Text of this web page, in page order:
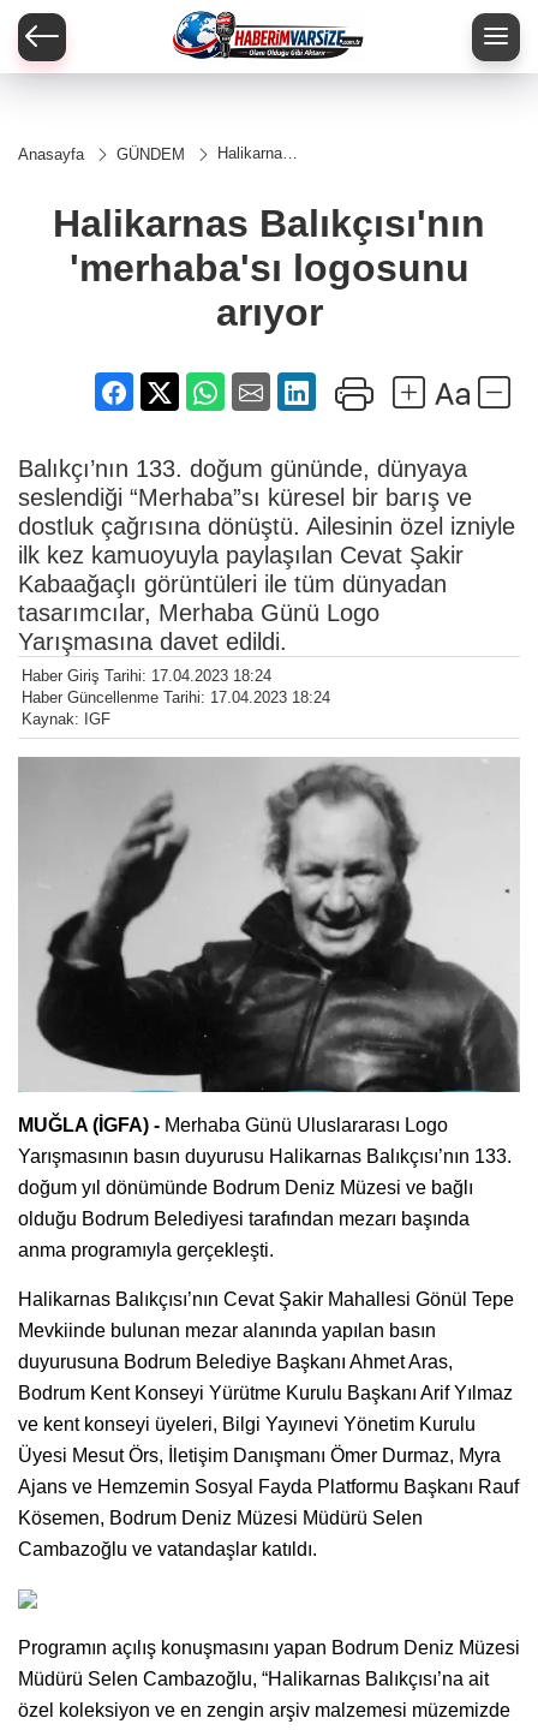
Anasayfa GÜNDEM
Halikarnas
logosunu
arıyor
Halikarnas Balıkçısı'nın
'merhaba'sı logosunu
arıyor
Balıkçı’nın 133. doğum gününde, dünyaya
seslendiği “Merhaba”sı küresel bir barış ve
dostluk çağrısına dönüştü. Ailesinin özel izniyle
ilk kez kamuoyuyla paylaşılan Cevat Şakir
Kabaağaçlı görüntüleri ile tüm dünyadan
tasarımcılar, Merhaba Günü Logo
Yarışmasına davet edildi.
Haber Giriş Tarihi: 17.04.2023 18:24
Haber Güncellenme Tarihi: 17.04.2023 18:24
Kaynak: IGF
MUĞLA (İGFA) - Merhaba Günü Uluslararası Logo
Yarışmasının basın duyurusu Halikarnas Balıkçısı’nın 133.
doğum yıl dönümünde Bodrum Deniz Müzesi ve bağlı
olduğu Bodrum Belediyesi tarafından mezarı başında
anma programıyla gerçekleşti.
Halikarnas Balıkçısı’nın Cevat Şakir Mahallesi Gönül Tepe
Mevkiinde bulunan mezar alanında yapılan basın
duyurusuna Bodrum Belediye Başkanı Ahmet Aras,
Bodrum Kent Konseyi Yürütme Kurulu Başkanı Arif Yılmaz
ve kent konseyi üyeleri, Bilgi Yayınevi Yönetim Kurulu
Üyesi Mesut Örs, İletişim Danışmanı Ömer Durmaz, Myra
Ajans ve Hemzemin Sosyal Fayda Platformu Başkanı Rauf
Kösemen, Bodrum Deniz Müzesi Müdürü Selen
Cambazoğlu ve vatandaşlar katıldı.
Programın açılış konuşmasını yapan Bodrum Deniz Müzesi
Müdürü Selen Cambazoğlu, “Halikarnas Balıkçısı’na ait
özel koleksiyon ve en zengin arşiv malzemesi müzemizde